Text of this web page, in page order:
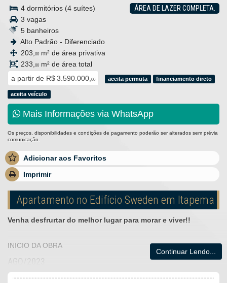
ÁREA DE LAZER COMPLETA.
4 dormitórios (4 suítes)
3 vagas
5 banheiros
Alto Padrão - Diferenciado
203, 00 m² de área privativa
233, 00 m² de área total
a partir de R$ 3.590.000, 00 aceita permuta financiamento direto
aceita veículo
Mais Informações via WhatsApp
Os preços, disponibilidades e condições de pagamento poderão ser alterados sem prévia
comunicação.
Adicionar aos Favoritos
Imprimir
Apartamento no Edifício Sweden em Itapema
Venha desfrurtar do melhor lugar para morar e viver!!
INICIO DA OBRA
AGO/2023
ENTREGA
Continuar Lendo...